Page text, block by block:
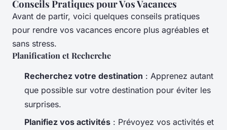
Conseils Pratiques pour Vos Vacances
Avant de partir, voici quelques conseils pratiques
pour rendre vos vacances encore plus agréables et
sans stress.
Planification et Recherche
Recherchez votre destination : Apprenez autant
que possible sur votre destination pour éviter les
surprises.
Planifiez vos activités : Prévoyez vos activités et